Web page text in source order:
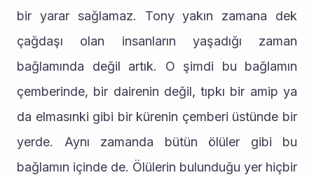
bir yarar sağlamaz. Tony yakın zamana dek
çağdaşı olan insanların yaşadığı zaman
bağlamında değil artık. O şimdi bu bağlamın
çemberinde, bir dairenin değil, tıpkı bir amip ya
da elmasınki gibi bir kürenin çemberi üstünde bir
yerde. Aynı zamanda bütün ölüler gibi bu
bağlamın içinde de. Ölülerin bulunduğu yer hiçbir